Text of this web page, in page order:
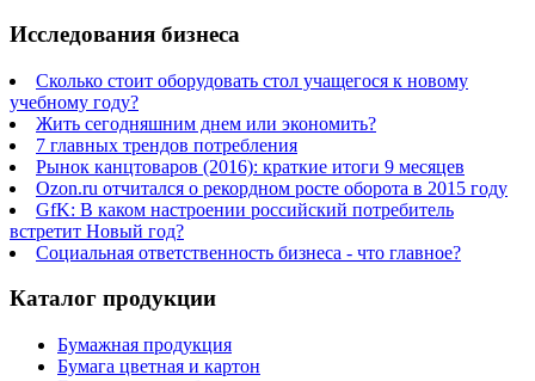
Исследования бизнеса
Сколько стоит оборудовать стол учащегося к новому
учебному году?
Жить сегодняшним днем или экономить?
7 главных трендов потребления
Рынок канцтоваров (2016): краткие итоги 9 месяцев
Ozon.ru отчитался о рекордном росте оборота в 2015 году
GfK: В каком настроении российский потребитель
встретит Новый год?
Социальная ответственность бизнеса - что главное?
Каталог продукции
Бумажная продукция
Бумага цветная и картон